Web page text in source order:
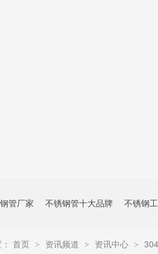
管厂家 不锈钢管十大品牌 不锈钢
首页 > 资讯频道 > 资讯中心 >